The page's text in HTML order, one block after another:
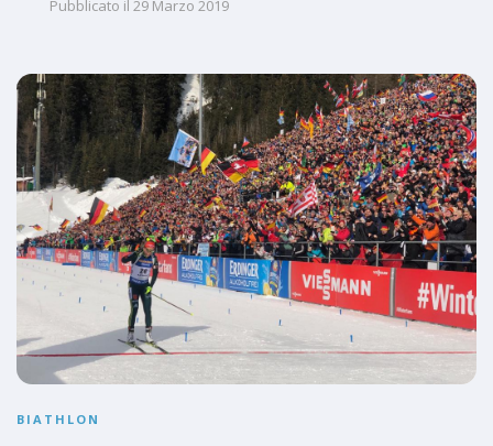
Pubblicato il 29 Marzo 2019
BIATHLON